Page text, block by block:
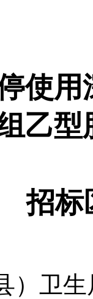
使
乙
招
卫生